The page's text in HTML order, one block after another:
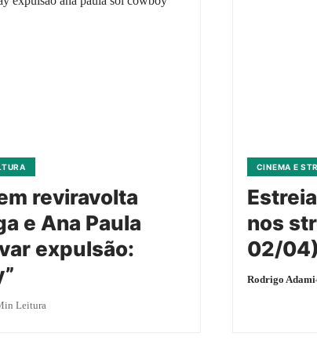
reviravolta
e Ana Paula
expulsão:
Leitura
CINEMA E
nos
02/04)
Rodrigo Adami